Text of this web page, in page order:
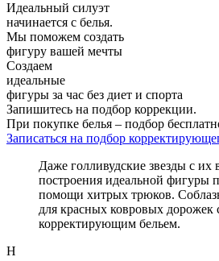
Идеальный силуэт
начинается с белья.
Мы поможем создать
фигуру вашей мечты
Создаем
идеальные
фигуры за час без диет и спорта
Запишитесь на подбор коррекции.
При покупке белья – подбор
Записаться на подбор
Даже голливудские звезды с их
построения идеальной фигуры
помощи хитрых трюков.
для красных ковровых дорожек
корректирующим бельем.
Н